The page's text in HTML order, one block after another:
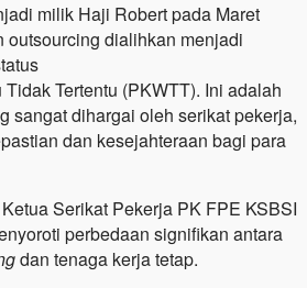
milik Haji Robert pada Maret
outsourcing dialihkan menjadi
Tertentu (PKWTT). Ini adalah
sangat dihargai oleh serikat pekerja,
dan kesejahteraan bagi para
Serikat Pekerja PK FPE KSBSI
perbedaan signifikan antara
dan tenaga kerja tetap.